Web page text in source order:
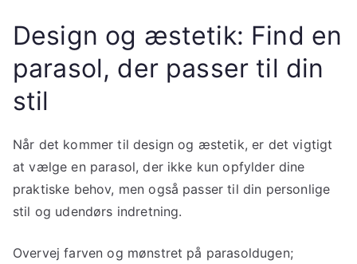
Design og æstetik: Find en
parasol, der passer til din
stil
Når det kommer til design og æstetik, er det vigtigt
at vælge en parasol, der ikke kun opfylder dine
praktiske behov, men også passer til din personlige
stil og udendørs indretning.
Overvej farven og mønstret på parasoldugen;